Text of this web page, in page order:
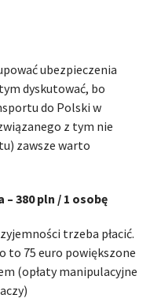
ubezpieczenia
dyskutować, bo
do Polski w
z tym nie
zawsze warto
380 pln / 1 osobę
trzeba płacić.
to 75 euro powiększone
(opłaty manipulacyjne